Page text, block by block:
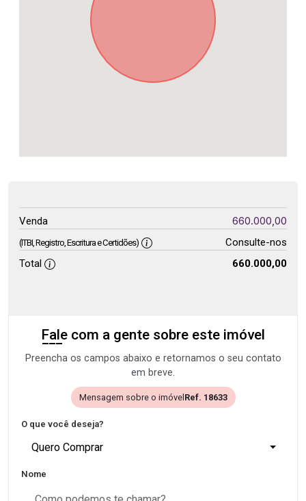
Venda 660.000,00
(ITBI, Registro, Escritura e Certidões)
Consulte-nos
Total
660.000,00
Fale com a gente sobre este imóvel
Preencha os campos abaixo e retornamos o seu contato
em breve.
Mensagem sobre o imóvel Ref. 18633
O que você deseja?
Quero Comprar
Nome